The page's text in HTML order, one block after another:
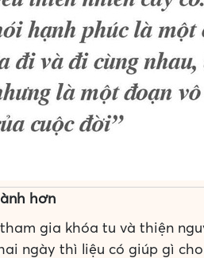
hơn
gia khóa tu và thiện
ngày thì liệu có giúp gì